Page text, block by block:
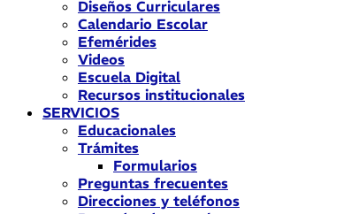
Diseños Curriculares
Calendario Escolar
Efemérides
Videos
Escuela Digital
Recursos institucionales
SERVICIOS
Educacionales
Trámites
Formularios
Preguntas frecuentes
Direcciones y teléfonos